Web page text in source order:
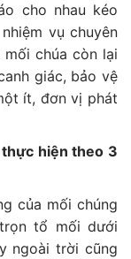
cho nhau kéo
vụ chuyên
chúa còn lại
giác, bảo vệ
ít, đơn vị phát
thực hiện theo 3
của mối chúng
tổ mối dưới
ngoài trời cũng